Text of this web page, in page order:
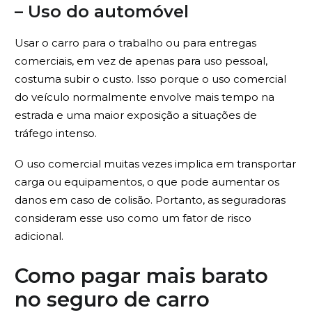
– Uso do automóvel
Usar o carro para o trabalho ou para entregas
comerciais, em vez de apenas para uso pessoal,
costuma subir o custo. Isso porque o uso comercial
do veículo normalmente envolve mais tempo na
estrada e uma maior exposição a situações de
tráfego intenso.
O uso comercial muitas vezes implica em transportar
carga ou equipamentos, o que pode aumentar os
danos em caso de colisão. Portanto, as seguradoras
consideram esse uso como um fator de risco
adicional.
Como pagar mais barato
no seguro de carro